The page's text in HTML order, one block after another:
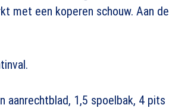
met een koperen schouw. Aan de
aanrechtblad, 1,5 spoelbak, 4 pits